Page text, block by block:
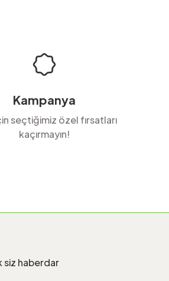
Kampanya
seçtiğimiz özel fırsatları
kaçırmayın!
siz haberdar